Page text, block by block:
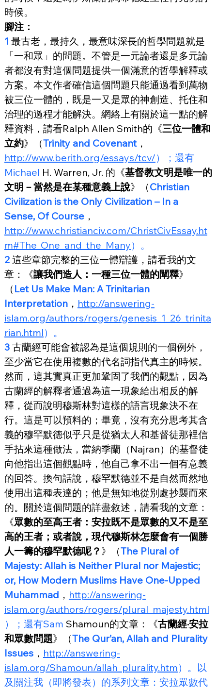
時候。
腳注：
1 最古老，最持久，最意味深長的哲學問題就是
「一和眾」的問題。不管是一元論者還是多元論
者都沒有對這個問題提供一個滿意的哲學解釋或
方案。本文作者確信這個問題只能通過看到萬物
被三位一體的，既是一又是眾的神創造、托住和
治理的過程才能解決。網絡上有關於這一點的解
釋資料，請看Ralph Allen Smith的《三位一體和
立約》（Trinity and Covenant，
http://www.berith.org/essays/tcv/）；還有
Michael H. Warren, Jr. 的《基督教文明是唯一的
文明－當然是在某種意義上說》（Christian
Civilization is the Only Civilization – In a
Sense, Of Course，
http://www.christianciv.com/ChristCivEssay.ht
m#The_One_and_the_Many）。
2 這些章節完整的三位一體辯護，請看我的文
章：《讓我們造人：一種三位一體的闡釋》
（ Let Us Make Man: A Trinitarian
Interpretation， http://answering-
islam.org/authors/rogers/genesis_1_26_trinita
rian.html）。
3 古蘭經可能會被認為是這個規則的一個例外，
至少當它在使用複數的代名詞指代真主的時候。
然而，這其實真正更加鞏固了我們的觀點，因為
古蘭經的解釋者通過為這一現象給出相反的解
釋，從而說明穆斯林對這樣的語言現象決不在
行。這是可以預料的；畢竟，沒有充分思考其含
義的穆罕默德似乎只是從猶太人和基督徒那裡信
手拈來這種做法，當納季蘭（Najran）的基督徒
向他指出這個觀點時，他自己拿不出一個有意義
的回答。換句話說，穆罕默德並不是自然而然地
使用出這種表達的；他是無知地從別處抄襲而來
的。關於這個問題的詳盡敘述，請看我的文章：
《眾數的至高王者：安拉既不是眾數的又不是至
高的王者；或者說，現代穆斯林怎麼會有一個勝
人一籌的穆罕默德呢？ 》（The Plural of
Majesty: Allah is Neither Plural nor Majestic;
or, How Modern Muslims Have One-Upped
Muhammad ， http://answering-
islam.org/authors/rogers/plural_majesty.html
）；還有Sam Shamoun的文章：《古蘭經·安拉
和眾數問題》（The Qur’an, Allah and Plurality
Issues， http://answering-
islam.org/Shamoun/allah_plurality.htm）。 以
及關注我（即將發表）的系列文章：安拉眾數代